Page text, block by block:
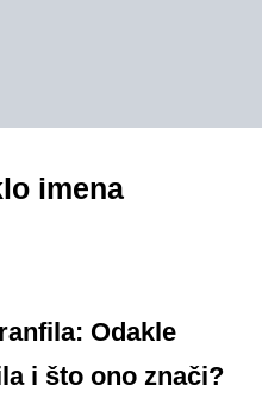
imena
Odakle
i što ono znači?